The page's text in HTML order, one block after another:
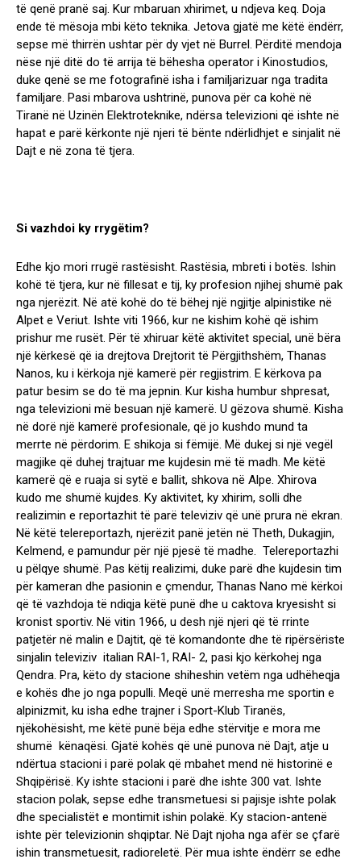
të qenë pranë saj. Kur mbaruan xhirimet, u ndjeva keq. Doja
ende të mësoja mbi këto teknika. Jetova gjatë me këtë ëndërr,
sepse më thirrën ushtar për dy vjet në Burrel. Përditë mendoja
nëse një ditë do të arrija të bëhesha operator i Kinostudios,
duke qenë se me fotografinë isha i familjarizuar nga tradita
familjare. Pasi mbarova ushtrinë, punova për ca kohë në
Tiranë në Uzinën Elektroteknike, ndërsa televizioni që ishte në
hapat e parë kërkonte një njeri të bënte ndërlidhjet e sinjalit në
Dajt e në zona të tjera.
Si vazhdoi ky rrygëtim?
Edhe kjo mori rrugë rastësisht. Rastësia, mbreti i botës. Ishin
kohë të tjera, kur në fillesat e tij, ky profesion njihej shumë pak
nga njerëzit. Në atë kohë do të bëhej një ngjitje alpinistike në
Alpet e Veriut. Ishte viti 1966, kur ne kishim kohë që ishim
prishur me rusët. Për të xhiruar këtë aktivitet special, unë bëra
një kërkesë që ia drejtova Drejtorit të Përgjithshëm, Thanas
Nanos, ku i kërkoja një kamerë për regjistrim. E kërkova pa
patur besim se do të ma jepnin. Kur kisha humbur shpresat,
nga televizioni më besuan një kamerë. U gëzova shumë. Kisha
në dorë një kamerë profesionale, që jo kushdo mund ta
merrte në përdorim. E shikoja si fëmijë. Më dukej si një vegël
magjike që duhej trajtuar me kujdesin më të madh. Me këtë
kamerë që e ruaja si sytë e ballit, shkova në Alpe. Xhirova
kudo me shumë kujdes. Ky aktivitet, ky xhirim, solli dhe
realizimin e reportazhit të parë televiziv që unë prura në ekran.
Në këtë telereportazh, njerëzit panë jetën në Theth, Dukagjin,
Kelmend, e pamundur për një pjesë të madhe. Telereportazhi
u pëlqye shumë. Pas këtij realizimi, duke parë dhe kujdesin tim
për kameran dhe pasionin e çmendur, Thanas Nano më kërkoi
që të vazhdoja të ndiqja këtë punë dhe u caktova kryesisht si
kronist sportiv. Në vitin 1966, u desh një njeri që të rrinte
patjetër në malin e Dajtit, që të komandonte dhe të ripërsëriste
sinjalin televiziv italian RAI-1, RAI- 2, pasi kjo kërkohej nga
Qendra. Pra, këto dy stacione shiheshin vetëm nga udhëheqja
e kohës dhe jo nga populli. Meqë unë merresha me sportin e
alpinizmit, ku isha edhe trajner i Sport-Klub Tiranës,
njëkohësisht, me këtë punë bëja edhe stërvitje e mora me
shumë kënaqësi. Gjatë kohës që unë punova në Dajt, atje u
ndërtua stacioni i parë polak që mbahet mend në historinë e
Shqipërisë. Ky ishte stacioni i parë dhe ishte 300 vat. Ishte
stacion polak, sepse edhe transmetuesi si pajisje ishte polak
dhe specialistët e montimit ishin polakë. Ky stacion-antenë
ishte për televizionin shqiptar. Në Dajt njoha nga afër se çfarë
ishin transmetuesit, radioreletë. Për mua ishte ëndërr se edhe